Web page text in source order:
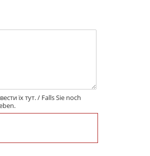
їх тут. / Falls Sie noch